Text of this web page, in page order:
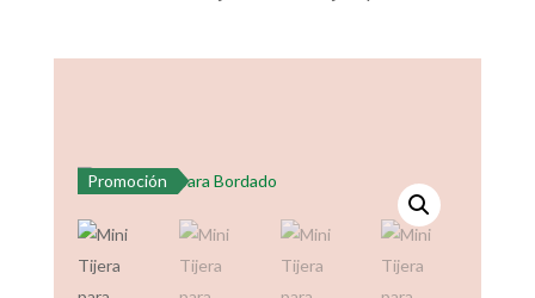
Promoción